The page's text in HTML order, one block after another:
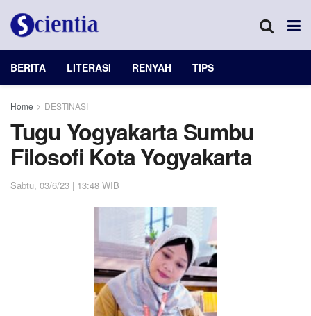
BERITA LITERASI RENYAH TIPS
Home DESTINASI
Tugu Yogyakarta Sumbu
Filosofi Kota Yogyakarta
Sabtu, 03/6/23 | 13:48 WIB